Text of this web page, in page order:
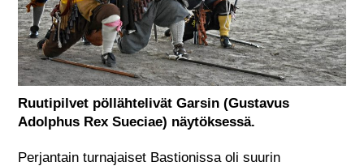
Ruutipilvet pöllähtelivät Garsin (Gustavus
Adolphus Rex Sueciae) näytöksessä.
Perjantain turnajaiset Bastionissa oli suurin